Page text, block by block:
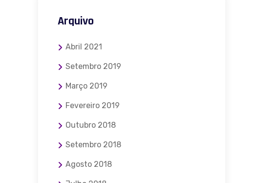
Arquivo
Abril 2021
Setembro 2019
Março 2019
Fevereiro 2019
Outubro 2018
Setembro 2018
Agosto 2018